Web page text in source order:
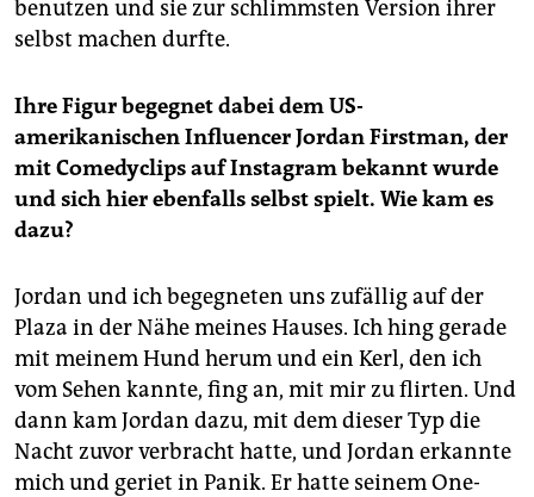
benutzen und sie zur schlimmsten Version ihrer
selbst machen durfte.
Ihre Figur begegnet dabei dem US-
amerikanischen Influencer Jordan Firstman, der
mit Comedyclips auf Instagram bekannt wurde
und sich hier ebenfalls selbst spielt. Wie kam es
dazu?
Jordan und ich begegneten uns zufällig auf der
Plaza in der Nähe meines Hauses. Ich hing gerade
mit meinem Hund herum und ein Kerl, den ich
vom Sehen kannte, fing an, mit mir zu flirten. Und
dann kam Jordan dazu, mit dem dieser Typ die
Nacht zuvor verbracht hatte, und Jordan erkannte
mich und geriet in Panik. Er hatte seinem One-